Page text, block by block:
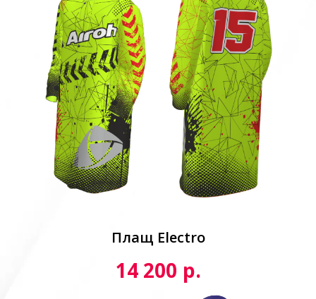
Плащ Electro
14 200 р.